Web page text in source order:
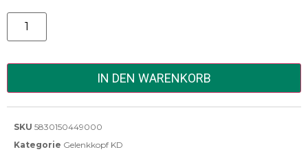
Alternative:
IN DEN WARENKORB
SKU 5830150449000
Kategorie Gelenkkopf KD